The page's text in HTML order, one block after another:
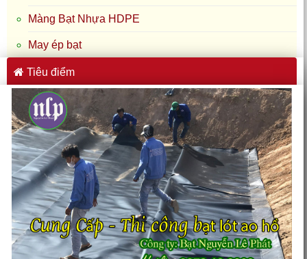
Màng Bạt Nhựa HDPE
May ép bạt
Tiêu điểm